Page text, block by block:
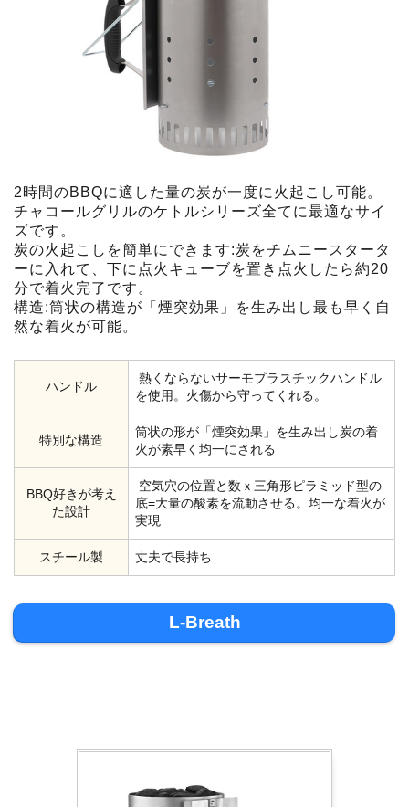
2時間のBBQに適した量の炭が一度に火起こし可能。
チャコールグリルのケトルシリーズ全てに最適なサイ
ズです。
炭の火起こしを簡単にできます:炭をチムニースタータ
ーに入れて、下に点火キューブを置き点火したら約20
分で着火完了です。
構造:筒状の構造が「煙突効果」を生み出し最も早く自
然な着火が可能。
ハンドル
熱くならないサーモプラスチックハンドル
を使用。火傷から守ってくれる。
特別な構造
筒状の形が「煙突効果」を生み出し炭の着
火が素早く均一にされる
BBQ好きが考え
た設計
空気穴の位置と数ｘ三角形ピラミッド型の
底=大量の酸素を流動させる。均一な着火が
実現
スチール製 丈夫で長持ち
L-Breath